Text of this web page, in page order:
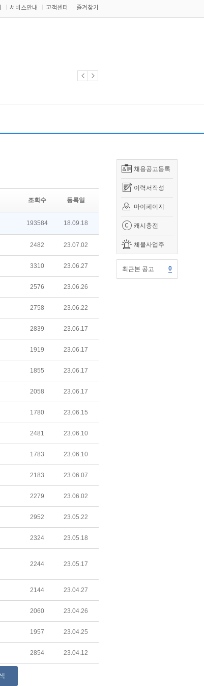
서비스안내 고객센터 즐겨찾기
채용공고등록
이력서작성
마이페이지
캐시충전
체불사업주
최근본 공고 0
조회수 등록일
193584 18.09.18
2482 23.07.02
3310 23.06.27
2576 23.06.26
2758 23.06.22
2839 23.06.17
1919 23.06.17
1855 23.06.17
2058 23.06.17
1780 23.06.15
2481 23.06.10
1783 23.06.10
2183 23.06.07
2279 23.06.02
2952 23.05.22
2324 23.05.18
2244 23.05.17
2144 23.04.27
2060 23.04.26
1957 23.04.25
2854 23.04.12